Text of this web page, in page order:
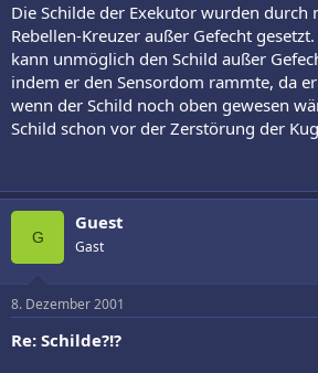
Die Schilde der Exekutor wurden durch
Rebellen-Kreuzer außer Gefecht
kann unmöglich den Schild außer
indem er den Sensordom rammte, da
wenn der Schild noch oben gewesen
Schild schon vor der Zerstörung der
G
Guest
Gast
8. Dezember 2001
Re: Schilde?!?